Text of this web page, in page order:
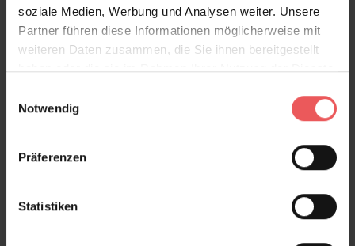
soziale Medien, Werbung und Analysen weiter. Unsere
Partner führen diese Informationen möglicherweise mit
weiteren Daten zusammen, die Sie ihnen bereitgestellt
haben oder die sie im Rahmen Ihrer Nutzung der Dienste
Notwendig
Präferenzen
Statistiken